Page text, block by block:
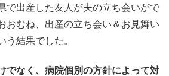
で出産した友人が夫の立ち会いがで
おむね、出産の立ち会い＆お見舞い
う結果でした。
でなく、病院個別の方針によって対